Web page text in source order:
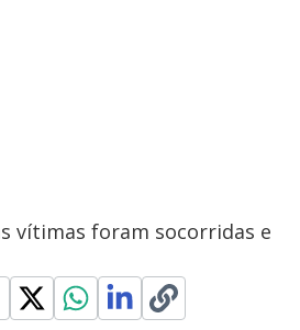
vítimas foram socorridas e